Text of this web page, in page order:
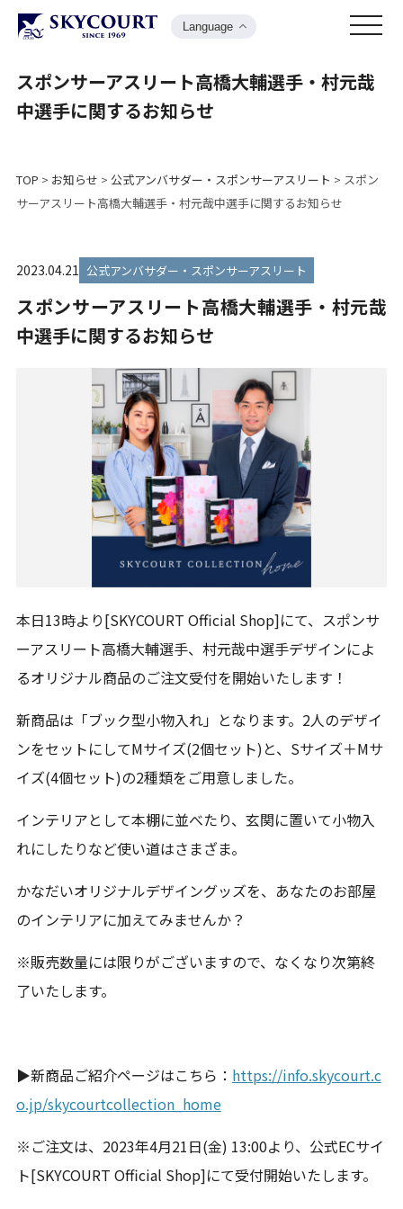
Language
スポンサーアスリート高橋大輔選手・村元哉
中選手に関するお知らせ
TOP > お知らせ > 公式アンバサダー・スポンサーアスリート > スポン
サーアスリート高橋大輔選手・村元哉中選手に関するお知らせ
2023.04.21 公式アンバサダー・スポンサーアスリート
スポンサーアスリート高橋大輔選手・村元哉
中選手に関するお知らせ
本日13時より[SKYCOURT Official Shop]にて、スポンサ
ーアスリート高橋大輔選手、村元哉中選手デザインによ
るオリジナル商品のご注文受付を開始いたします！
新商品は「ブック型小物入れ」となります。2人のデザイ
ンをセットにしてMサイズ(2個セット)と、Sサイズ＋Mサ
イズ(4個セット)の2種類をご用意しました。
インテリアとして本棚に並べたり、玄関に置いて小物入
れにしたりなど使い道はさまざま。
かなだいオリジナルデザイングッズを、あなたのお部屋
のインテリアに加えてみませんか？
※販売数量には限りがございますので、なくなり次第終
了いたします。
▶新商品ご紹介ページはこちら： https://info.skycourt.c
o.jp/skycourtcollection_home
※ご注文は、2023年4月21日(金) 13:00より、公式ECサイ
ト[SKYCOURT Official Shop]にて受付開始いたします。